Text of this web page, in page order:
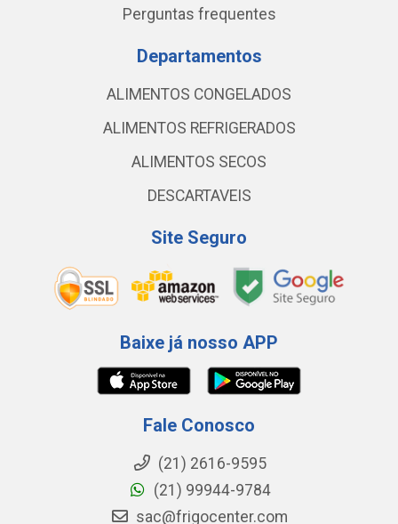
Perguntas frequentes
Departamentos
ALIMENTOS CONGELADOS
ALIMENTOS REFRIGERADOS
ALIMENTOS SECOS
DESCARTAVEIS
Site Seguro
Baixe já nosso APP
Fale Conosco
(21) 2616-9595
(21) 99944-9784
sac@frigocenter.com